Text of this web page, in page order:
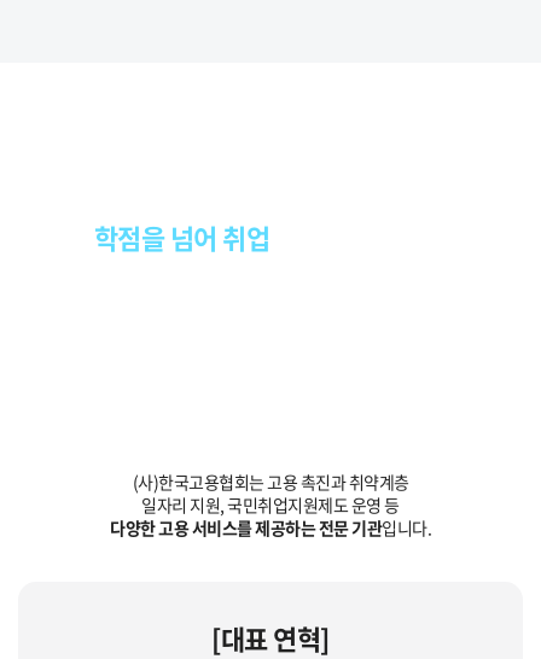
학점을 넘어 취업
(사)한국고용협회는 고용 촉진과 취약계층
일자리 지원, 국민취업지원제도 운영 등
다양한 고용 서비스를 제공하는 전문 기관입니다.
[대표 연혁]